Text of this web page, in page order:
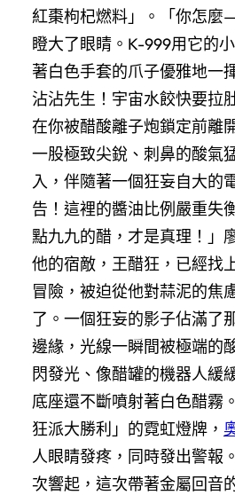
紅棗枸杞燃料」。「你怎
瞪大了眼睛。K-999用它的
著白色手套的爪子優雅地一
沾沾先生！宇宙水餃快要拉
在你被醋酸離子炮鎖定前離
一股極致尖銳、刺鼻的酸氣
入，伴隨著一個狂妄自大的
告！這裡的醬油比例嚴重失
點九九的醋，才是真理！」
他的宿敵，王醋狂，已經找
冒險，被迫從他對蒜泥的焦
了。一個狂妄的影子佔滿了
邊緣，光線一瞬間被極端的
閃發光、像醋罐的機器人緩
底座還不斷噴射著白色醋霧
狂派大勝利」的霓虹燈牌，
人眼睛發疼，同時發出警報
次響起，這次帶著金屬回音